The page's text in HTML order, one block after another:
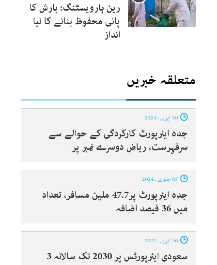
رین ہارویسٹنگ: بارش کا
پانی محفوظ بنانے کا نیا
انداز
متعلقہ خبریں
جدہ ایئرپورٹ کارکردگی کے حوالے سے
سرفہرست، ریاض دوسرے نمبر پر
جدہ ایئرپورٹ پر47.7 ملین مسافر، تعداد
میں 36 فیصد اضافہ
سعودی ایئرپورٹس پر 2030 تک سالانہ 3